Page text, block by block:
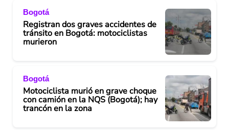
Bogotá
Registran dos graves accidentes de
tránsito en Bogotá: motociclistas
murieron
Bogotá
Motociclista murió en grave choque
con camión en la NQS (Bogotá); hay
trancón en la zona